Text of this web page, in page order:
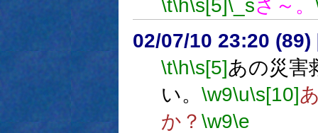
\t\h\s[5]\_sさ～。
02/07/10 23:20 (89)
\t\h\s[5]あの災害
い。 \w9\u\s[10]
か？ \w9\e